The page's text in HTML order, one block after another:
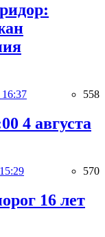
16:37 558
4 августа
570
16 лет